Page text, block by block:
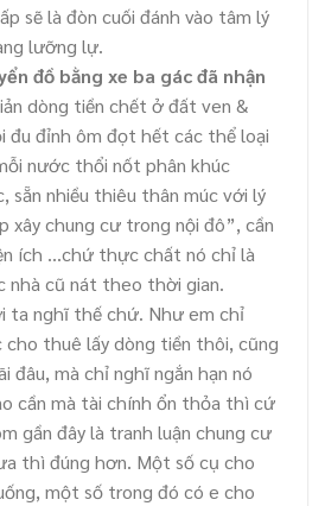
sẽ là đòn cuối đánh vào tâm lý
lưỡng lự.
đồ bằng xe ba gác đã nhận
dòng tiền chết ở đất ven &
đu đỉnh ôm đọt hết các thể loại
nước thổi nốt phân khúc
sẵn nhiều thiêu thân múc với lý
xây chung cư trong nội đô”, cần
ích …chứ thực chất nó chỉ là
nhà cũ nát theo thời gian.
ta nghĩ thế chứ. Như em chỉ
cho thuê lấy dòng tiền thôi, cũng
đâu, mà chỉ nghĩ ngắn hạn nó
cần mà tài chính ổn thỏa thì cứ
gần đây là tranh luận chung cư
thì đúng hơn. Một số cụ cho
một số trong đó có e cho